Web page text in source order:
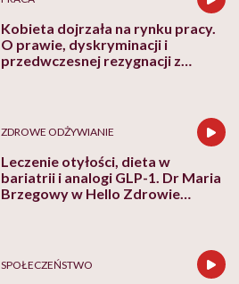
Kobieta dojrzała na rynku pracy.
O prawie, dyskryminacji i
przedwczesnej rezygnacji z
ZDROWE ODŻYWIANIE
Leczenie otyłości, dieta w
bariatrii i analogi GLP-1. Dr Maria
Brzegowy w Hello Zdrowie
SPOŁECZEŃSTWO